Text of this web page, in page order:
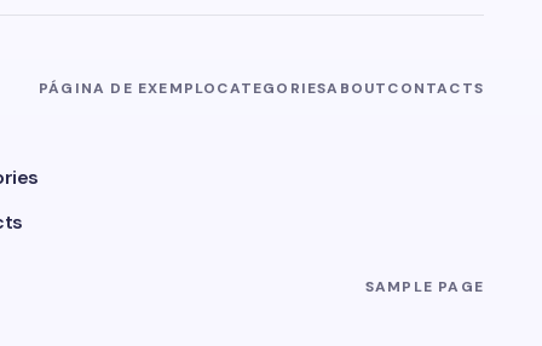
PÁGINA DE EXEMPLOCATEGORIESABOUTCONTACTS
SAMPLE PAGE